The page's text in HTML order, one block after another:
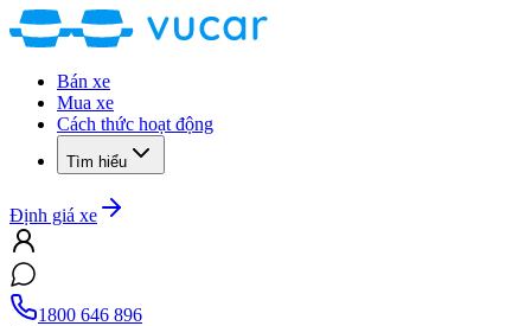
Bán xe
Mua xe
Cách thức hoạt động
Tìm hiểu
Định giá xe
1800 646 896